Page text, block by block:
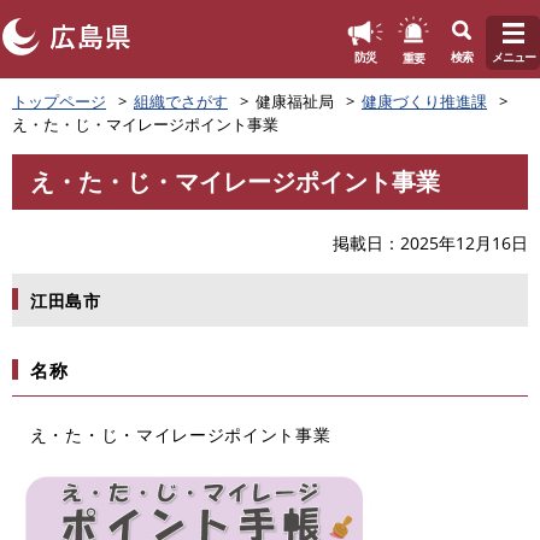
ペ
ー
ジ
の
頭
。
防災 重要 検索 メニュー
トップページ 組織でさがす 健康福祉局
健康づくり推進課
え・た・じ・マイレージポイント事業
文
え・た・じ・マイレージポイント事業
掲載日 2025年12月16日
江田島市
名称
え・た・じ・マイレージポイント事業